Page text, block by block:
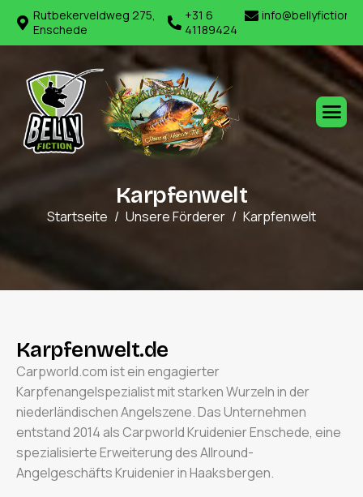
Rutbekerveldweg 275,
Enschede
+31 6
41189424
Karpfenwelt
Startseite Unsere Förderer Karpfenwelt
Karpfenwelt.de
Carpworld.com ist ein engagierter
Karpfenangelspezialist mit starken Wurzeln in der
niederländischen Angelszene. Das Unternehmen
entstand 2014 als Carpworld Kruidenier Enschede, eine
spezialisierte Erweiterung des Allround-
Angelgeschäfts Kruidenier in Haaksbergen.